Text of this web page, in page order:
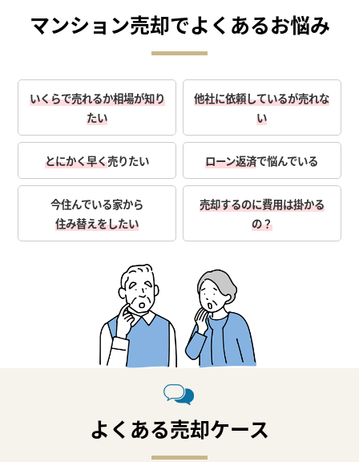
マンション売却でよくあるお悩み
いくらで売れるか相場が知り
たい
他社に依頼しているが売れな
い
とにかく早く売りたい ローン返済で悩んでいる
今住んでいる家から
住み替えをしたい
売却するのに費用は掛かる
の？
よくある売却ケース